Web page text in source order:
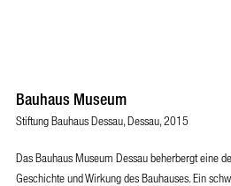
Bauhaus Museum
Stiftung Bauhaus Dessau, Dessau, 2015
Das Bauhaus Museum Dessau beherbergt eine
Geschichte und Wirkung des Bauhauses. Ein